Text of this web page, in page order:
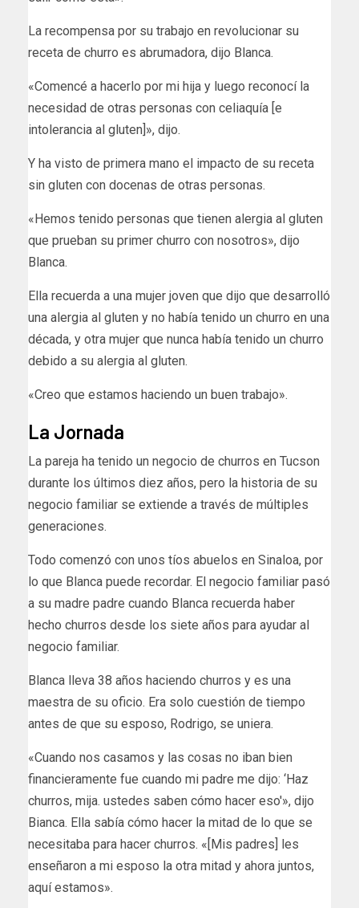
La recompensa por su trabajo en revolucionar su
receta de churro es abrumadora, dijo Blanca.
«Comencé a hacerlo por mi hija y luego reconocí la
necesidad de otras personas con celiaquía [e
intolerancia al gluten]», dijo.
Y ha visto de primera mano el impacto de su receta
sin gluten con docenas de otras personas.
«Hemos tenido personas que tienen alergia al gluten
que prueban su primer churro con nosotros», dijo
Blanca.
Ella recuerda a una mujer joven que dijo que desarrolló
una alergia al gluten y no había tenido un churro en una
década, y otra mujer que nunca había tenido un churro
debido a su alergia al gluten.
«Creo que estamos haciendo un buen trabajo».
La Jornada
La pareja ha tenido un negocio de churros en Tucson
durante los últimos diez años, pero la historia de su
negocio familiar se extiende a través de múltiples
generaciones.
Todo comenzó con unos tíos abuelos en Sinaloa, por
lo que Blanca puede recordar. El negocio familiar pasó
a su madre padre cuando Blanca recuerda haber
hecho churros desde los siete años para ayudar al
negocio familiar.
Blanca lleva 38 años haciendo churros y es una
maestra de su oficio. Era solo cuestión de tiempo
antes de que su esposo, Rodrigo, se uniera.
«Cuando nos casamos y las cosas no iban bien
financieramente fue cuando mi padre me dijo: ‘Haz
churros, mija. ustedes saben cómo hacer eso'», dijo
Bianca. Ella sabía cómo hacer la mitad de lo que se
necesitaba para hacer churros. «[Mis padres] les
enseñaron a mi esposo la otra mitad y ahora juntos,
aquí estamos».